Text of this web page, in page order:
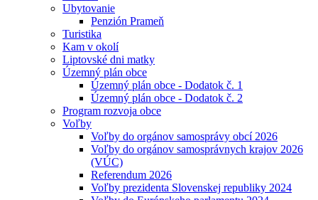
Ubytovanie
Penzión Prameň
Turistika
Kam v okolí
Liptovské dni matky
Územný plán obce
Územný plán obce - Dodatok č. 1
Územný plán obce - Dodatok č. 2
Program rozvoja obce
Voľby
Voľby do orgánov samosprávy obcí 2026
Voľby do orgánov samosprávnych krajov 2026
(VÚC)
Referendum 2026
Voľby prezidenta Slovenskej republiky 2024